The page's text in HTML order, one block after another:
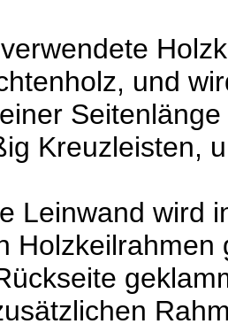
und
Kreuzleisten,
Leinwand wird